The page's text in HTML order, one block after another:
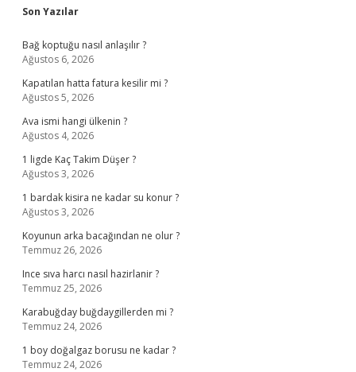
Sidebar
Son Yazılar
Bağ koptuğu nasıl anlaşılır ?
Ağustos 6, 2026
Kapatılan hatta fatura kesilir mi ?
Ağustos 5, 2026
Ava ismi hangi ülkenin ?
Ağustos 4, 2026
1 ligde Kaç Takim Düşer ?
Ağustos 3, 2026
1 bardak kisira ne kadar su konur ?
Ağustos 3, 2026
Koyunun arka bacağından ne olur ?
Temmuz 26, 2026
Ince sıva harcı nasıl hazirlanir ?
Temmuz 25, 2026
Karabuğday buğdaygillerden mi ?
Temmuz 24, 2026
1 boy doğalgaz borusu ne kadar ?
Temmuz 24, 2026